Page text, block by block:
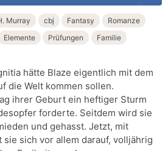
Murray cbj Fantasy
Romanze
Elemente Prüfungen
Familie
hätte Blaze eigentlich mit dem
die Welt kommen sollen.
ihrer Geburt ein heftiger Sturm
forderte. Seitdem wird sie
und gehasst. Jetzt, mit
sich vor allem darauf, volljährig